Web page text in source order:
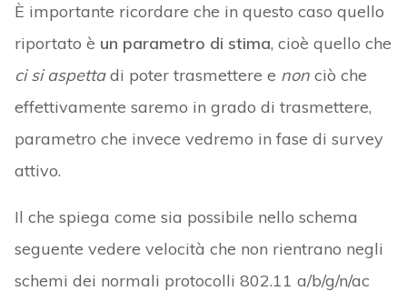
È importante ricordare che in questo caso quello
riportato è un parametro di stima, cioè quello che
ci si aspettadi poter trasmettere e nonciò che
effettivamente saremo in grado di trasmettere,
parametro che invece vedremo in fase di survey
attivo.
Il che spiega come sia possibile nello schema
seguente vedere velocità che non rientrano negli
schemi dei normali protocolli 802.11 a/b/g/n/ac